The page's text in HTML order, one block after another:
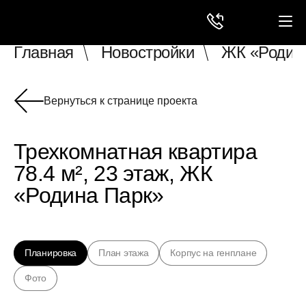
Главная Новостройки ЖК
Вернуться к странице проекта
Трехкомнатная квартира
78.4 м², 23 этаж, ЖК
«Родина Парк»
Планировка План этажа Корпус на генплане
Фото